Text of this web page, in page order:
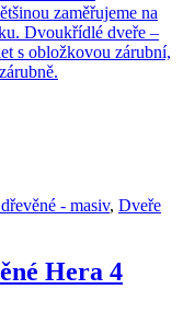
zaměřujeme na
Dvoukřídlé dveře –
s obložkovou zárubní,
- masiv, Dveře
Hera 4